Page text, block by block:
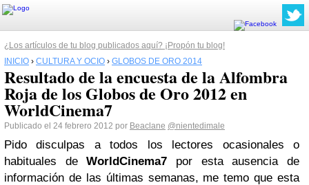
¿Los artículos de tu blog publicados aquí? ¡Propón tu blog!
INICIO › CULTURA Y OCIO › GLOBOS DE ORO 2014
Resultado de la encuesta de la Alfombra
Roja de los Globos de Oro 2012 en
WorldCinema7
Publicado el 24 febrero 2012 por Beaclane @nientedimale
Pido disculpas a todos los lectores ocasionales o
habituales deWorldCinema7 por esta ausencia de
información de las últimas semanas, me temo que esta